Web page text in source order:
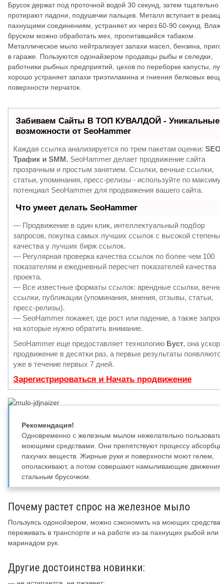
Брусок держат под проточной водой 30 секунд, затем тщательно
протирают ладони, подушечки пальцев. Металл вступает в
пахнущими соединениям, устраняет их через 60-90 секунд.
бруском можно обработать мех, пропитавшийся табаком.
Металлическое мыло нейтрализует запахи масел, бензина,
в гараже. Пользуются одонайзером продавцы рыбы и селедки,
работники рыбных предприятий, цехов по переборке капусты,
хорошо устраняет запахи триэтиламина и гниения белковых
поверхности перчаток.
Забиваем Сайты В ТОП КУВАЛДОЙ - Уникальные
возможности от SeoHammer
Каждая ссылка анализируется по трем пакетам оценки:
Трафик и SMM. SeoHammer делает продвижение сайта
прозрачным и простым занятием. Ссылки, вечные ссылки,
статьи, упоминания, пресс-релизы - используйте по
потенциал SeoHammer для продвижения вашего сайта.
Что умеет делать SeoHammer
— Продвижение в один клик, интеллектуальный подбор
запросов, покупка самых лучших ссылок с высокой
качества у лучших бирж ссылок.
— Регулярная проверка качества ссылок по более чем 100
показателям и ежедневный пересчет показателей качества
проекта.
— Все известные форматы ссылок: арендные ссылки,
ссылки, публикации (упоминания, мнения, отзывы, статьи,
пресс-релизы).
— SeoHammer покажет, где рост или падение, а также
на которые нужно обратить внимание.
SeoHammer еще предоставляет технологию Буст, она
продвижение в десятки раз, а первые результаты
уже в течение первых 7 дней.
Зарегистрироваться и Начать продвижение
Рекомендация!
Одновременно с железным мылом нежелательно
моющими средствами. Они препятствуют процессу
пахучих веществ. Жирные руки и поверхности моют гелем,
ополаскивают, а потом совершают намыливающие
стальным брусочком.
Почему растет спрос на железное мыло
Пользуясь одонойзером, можно сэкономить на моющих
переживать в транспорте и на работе из-за пахнущих рыбой или
маринадом рук.
Другие достоинства новинки: